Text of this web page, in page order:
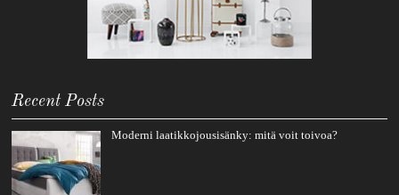
Recent Posts
Moderni laatikkojousisänky: mitä voit toivoa?